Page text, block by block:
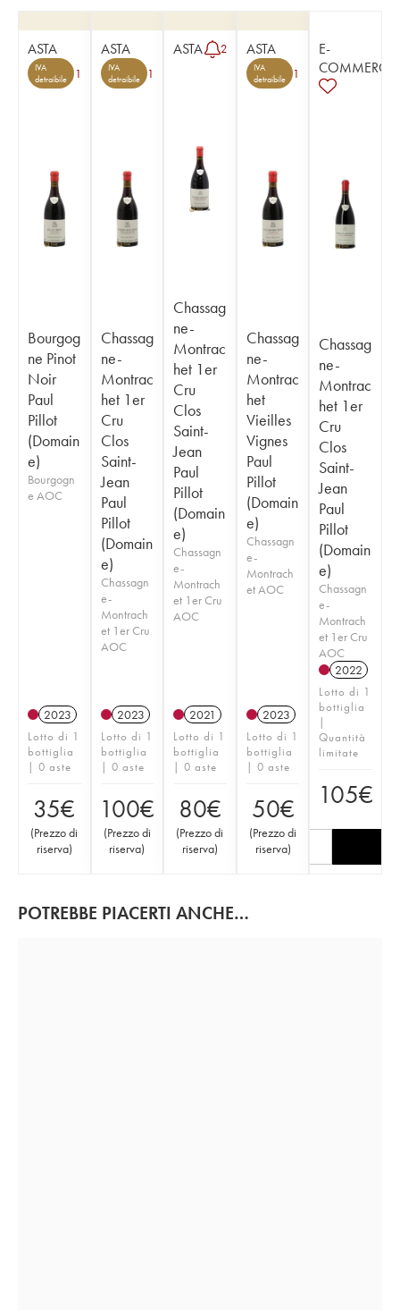
ASTA
IVA
detraibile
1
Bourgog
ne Pinot
Noir
Paul
Pillot
(Domain
e)
Bourgogn
e AOC
2023
Lotto di 1
bottiglia
| 0 aste
35€
(Prezzo di
riserva)
ASTA
IVA
detraibile
1
Chassag
ne-
Montrac
het 1er
Cru
Clos
Saint-
Jean
Paul
Pillot
(Domain
e)
Chassagn
e-
Montrach
et 1er Cru
AOC
2023
Lotto di 1
bottiglia
| 0 aste
100€
(Prezzo di
riserva)
ASTA 2
Chassag
ne-
Montrac
het 1er
Cru
Clos
Saint-
Jean
Paul
Pillot
(Domain
e)
Chassagn
e-
Montrach
et 1er Cru
AOC
2021
Lotto di 1
bottiglia
| 0 aste
80€
(Prezzo di
riserva)
ASTA
IVA
detraibile
1
Chassag
ne-
Montrac
het
Vieilles
Vignes
Paul
Pillot
(Domain
e)
Chassagn
e-
Montrach
et AOC
2023
Lotto di 1
bottiglia
| 0 aste
50€
(Prezzo di
riserva)
E-
COMMERCE
Chassag
ne-
Montrac
het 1er
Cru
Clos
Saint-
Jean
Paul
Pillot
(Domain
e)
Chassagn
e-
Montrach
et 1er Cru
AOC
2022
Lotto di 1
bottiglia
|
Quantità
limitate
105€
POTREBBE PIACERTI ANCHE…